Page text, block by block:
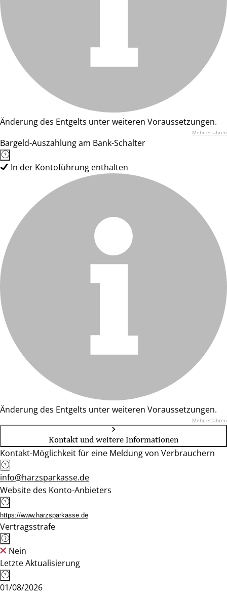
Änderung des Entgelts unter weiteren Voraussetzungen.
Mehr erfahren
Bargeld-Auszahlung am Bank-Schalter
In der Kontoführung enthalten
Änderung des Entgelts unter weiteren Voraussetzungen.
Mehr erfahren
Kontakt und weitere Informationen
Kontakt-Möglichkeit für eine Meldung von Verbrauchern
info@harzsparkasse.de
Website des Konto-Anbieters
https://www.harzsparkasse.de
Vertragsstrafe
Nein
Letzte Aktualisierung
01/08/2026